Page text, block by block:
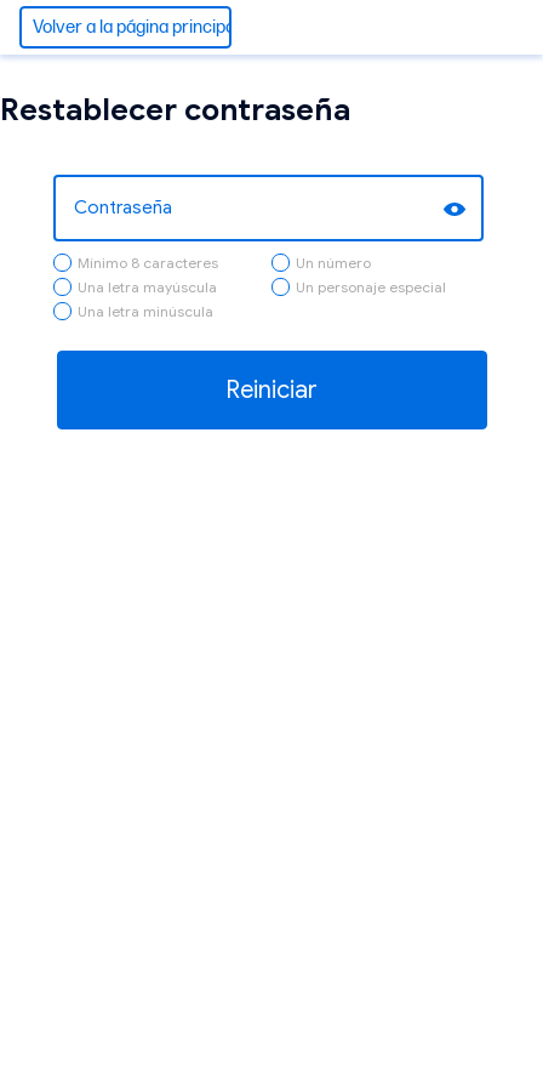
Volver a la página principal
Restablecer contraseña
Mínimo 8 caracteres
Un número
Una letra mayúscula
Un personaje especial
Una letra minúscula
Reiniciar